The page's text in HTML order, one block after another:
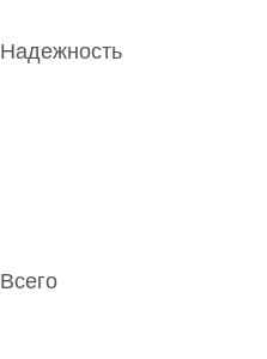
Надежность
Всего